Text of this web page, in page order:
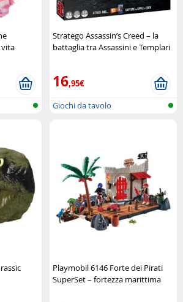
Stratego Assassin’s Creed – la
battaglia tra Assassini e Templari
16,95€
Giochi da tavolo
Playmobil 6146 Forte dei Pirati
SuperSet – fortezza marittima